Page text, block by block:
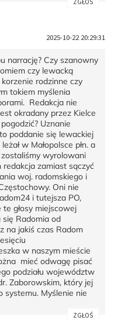
2025-10-22 20:29:31
narrację? Czy szanowny
czy lewacką
rodzinne czy
tokiem myślenia
Redakcja nie
okradany przez Kielce
Uznanie
poddanie się lewackiej
w Małopolsce płn. a
wyrolowani
redakcja zamiast sączyć
woj. radomskiego i
Oni nie
i tutejsza PO,
głosy miejscowej
Radomia od
na jakiś czas Radom
w naszym mieście
mieć odwagę pisać
podziału województw
Zaborowskim, który jej
systemu. Myślenie nie
ZGŁOŚ